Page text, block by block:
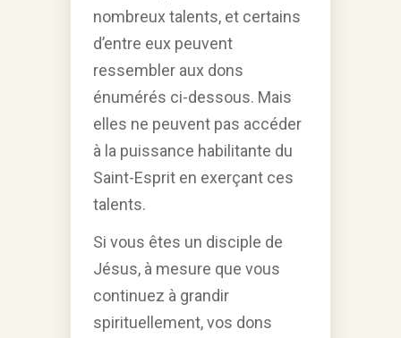
nombreux talents, et certains
d’entre eux peuvent
ressembler aux dons
énumérés ci-dessous. Mais
elles ne peuvent pas accéder
à la puissance habilitante du
Saint-Esprit en exerçant ces
talents.
Si vous êtes un disciple de
Jésus, à mesure que vous
continuez à grandir
spirituellement, vos dons